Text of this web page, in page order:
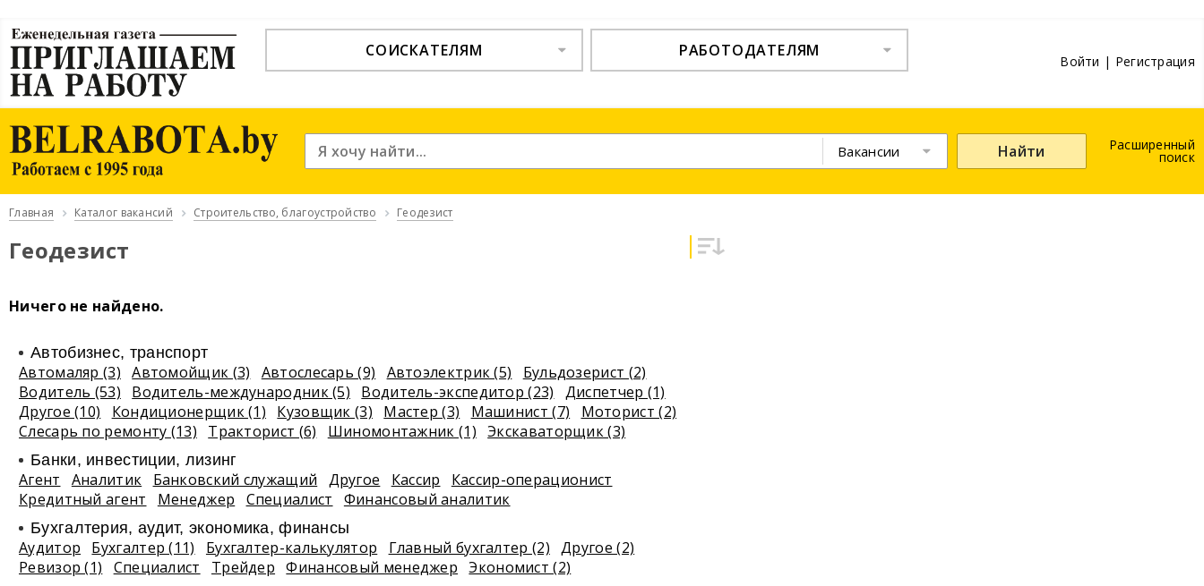
СОИСКАТЕЛЯМ РАБОТОДАТЕЛЯМ
Войти | Регистрация
Вакансии Найти Расширенный
поиск
Главная Каталог вакансий Строительство, благоустройство Геодезист
Геодезист
Ничего не найдено.
Автобизнес, транспорт
Автомаляр (3) Автомойщик (3) Автослесарь (9) Автоэлектрик (5)
Бульдозерист (2)
Водитель (53)
Водитель-международник (5) Водитель-экспедитор (23)
Диспетчер (1)
Другое (10)
Кондиционерщик (1) Кузовщик (3) Мастер (3) Машинист (7)
Моторист (2)
Слесарь по ремонту (13)
Тракторист (6) Шиномонтажник (1) Экскаваторщик (3)
Банки, инвестиции, лизинг
Агент Аналитик Банковский служащий Другое Кассир
Кассир-операционист
Кредитный агент
Менеджер Специалист Финансовый аналитик
Бухгалтерия, аудит, экономика, финансы
Аудитор Бухгалтер (11) Бухгалтер-калькулятор Главный бухгалтер (2) Другое (2)
Ревизор (1)
Специалист Трейдер Финансовый менеджер Экономист (2)